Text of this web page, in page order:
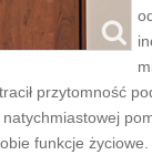
przytomność
funkcje